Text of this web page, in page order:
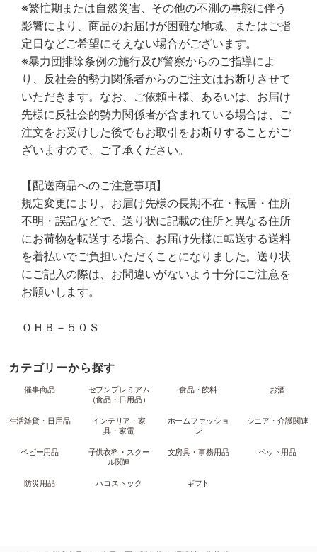
※繁忙期または自然災害、その他の不測の事態に伴う
影響により、商品のお届けが困難な地域、またはご指
定日などご希望にそえない場合がございます。
※暴力団排除条例の施行及び警察からのご指導によ
り、反社会的勢力関係者からのご注文はお断りさせて
いただきます。なお、ご依頼主様、あるいは、お届け
先様に反社会的勢力関係者が含まれている場合は、ご
注文をお受けした後でもお取引をお断りすることがご
ざいますので、ご了承ください。
【配送商品へのご注意事項】
規定変更により、お届け先様の長期不在・転居・住所
不明・誤記などで、送り状に記載の住所と異なる住所
にお荷物を転送する場合、お届け先様に転送する送料
を着払いでご負担いただくことになりました。送り状
にご記入の際は、お間違いがないよう十分にご注意を
お願いします。
ＯＨＢ－５０Ｓ
カテゴリーから探す
催事商品
セブンプレミアム
（食品・日用品）
食品・飲料 お酒
生活雑貨・日用品
インテリア・家
具・家電
ホームファッショ
ン
シニア・介護関連
ベビー用品
子供衣料・スクー
ル関連
文房具・事務用品 ペット用品
防災用品 ハコストック ギフト